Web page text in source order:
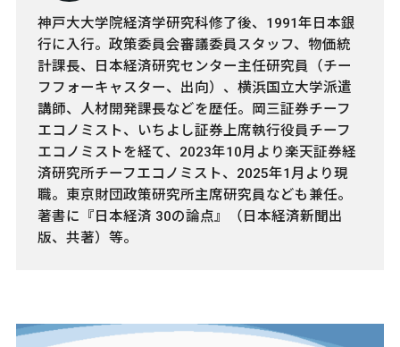
神戸大大学院経済学研究科修了後、1991年日本銀
行に入行。政策委員会審議委員スタッフ、物価統
計課長、日本経済研究センター主任研究員（チー
フフォーキャスター、出向）、横浜国立大学派遣
講師、人材開発課長などを歴任。岡三証券チーフ
エコノミスト、いちよし証券上席執行役員チーフ
エコノミストを経て、2023年10月より楽天証券経
済研究所チーフエコノミスト、2025年1月より現
職。東京財団政策研究所主席研究員なども兼任。
著書に『日本経済 30の論点』（日本経済新聞出
版、共著）等。